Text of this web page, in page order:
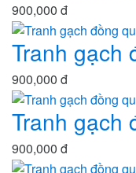
900,000 đ
Tranh gạch
900,000 đ
Tranh gạch
900,000 đ